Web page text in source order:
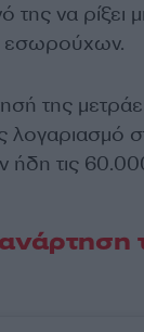
της να ρίξει
εσωρούχων.
της
λογαριασμό
ήδη τις